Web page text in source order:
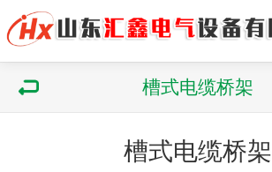
槽式电缆桥架
槽式电缆桥架